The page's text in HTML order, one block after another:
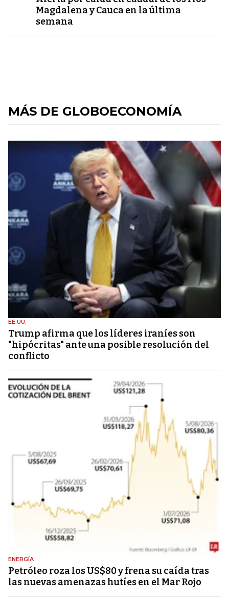
Magdalena y Cauca en la última
semana
MÁS DE GLOBOECONOMÍA
EE.UU.
Trump afirma que los líderes iraníes son
"hipócritas" ante una posible resolución del
conflicto
ENERGÍA
Petróleo roza los US$80 y frena su caída tras
las nuevas amenazas hutíes en el Mar Rojo